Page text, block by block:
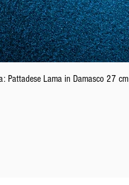
Pattadese Lama in Damasco 27 cm